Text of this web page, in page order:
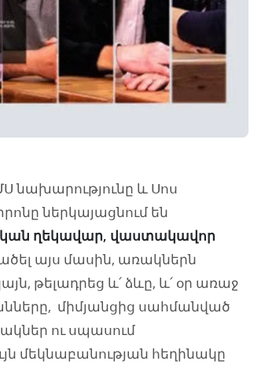
նախարությունը և Սոս
ներկայացնում են
ղեկավար, վաստակավոր
այս մասին, առակներն
թելադրեց և՛ ձևը, և՛ օր առաջ
միմյանցից սահմանված
ու սպասում
մեկնաբանության հեղինակը